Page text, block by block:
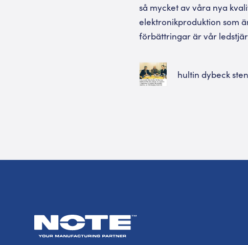
så mycket av våra nya
elektronikproduktion som
förbättringar är vår
hultin dybeck